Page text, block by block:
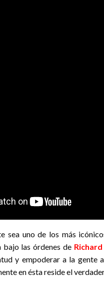
sea uno de los más
las órdenes de
y empoderar a la gente
en ésta reside el